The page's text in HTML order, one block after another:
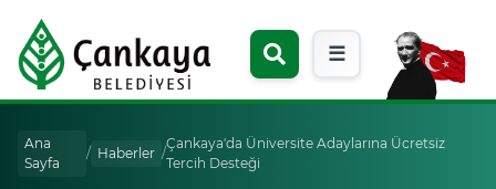
☰
Ana
Sayfa
/ Haberler /
Çankaya'da Üniversite Adaylarına Ücretsiz
Tercih Desteği